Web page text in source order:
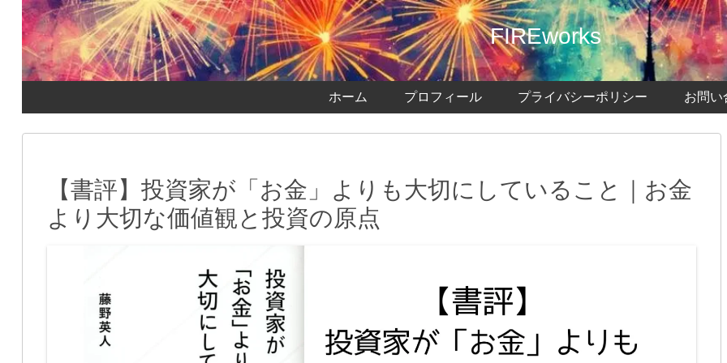
FIREworks
ホーム プロフィール プライバシーポリシー お問い
【書評】投資家が「お金」よりも大切にしていること｜お金
より大切な価値観と投資の原点